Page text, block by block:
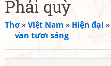
Phải quỳ
Thơ»Việt Nam » Hiện đại »
vần tươi sáng